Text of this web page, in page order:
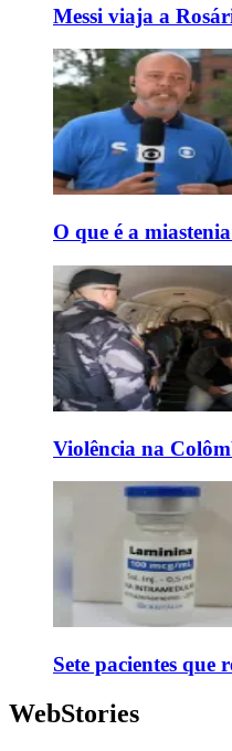
Messi viaja a
O que é a
Violência na
Sete pacientes
WebStories